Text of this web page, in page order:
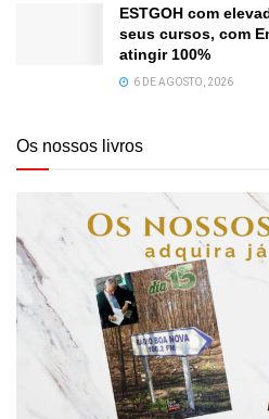
ESTGOH com
seus cursos, com
atingir 100%
6 DE AGOSTO, 2026
Os nossos livros